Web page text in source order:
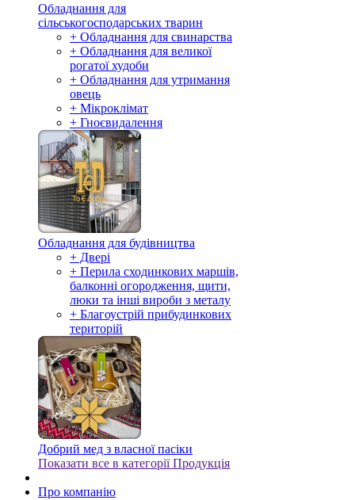
Обладнання для
сільськогосподарських тварин
+ Обладнання для свинарства
+ Обладнання для великої
рогатої худоби
+ Обладнання для утримання
овець
+ Мікроклімат
+ Гноєвидалення
Обладнання для будівництва
+ Двері
+ Перила сходинкових маршів,
балконні огородження, щити,
люки та інші вироби з металу
+ Благоустрій прибудинкових
територій
Добрий мед з власної пасіки
Показати все в категорії Продукція
Про компанію